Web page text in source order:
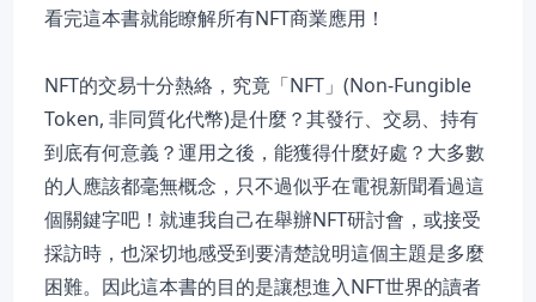
看完這本書就能瞭解所有NFT商業應用！
NFT的交易十分熱絡，究竟「NFT」(Non-Fungible
Token, 非同質化代幣)是什麼？其發行、交易、持有
到底有何意義？運用之後，能獲得什麼好處？大多數
的人應該都毫無概念，只不過似乎在電視新聞看過這
個關鍵字吧！就連我自己在舉辦NFT研討會，或接受
採訪時，也深切地感受到要清楚說明這個主題是多麼
困難。因此這本書的目的是讓想進入NFT世界的讀者